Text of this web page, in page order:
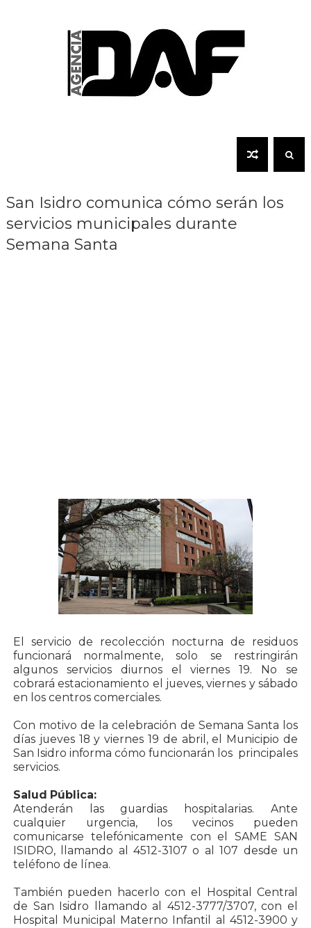
San Isidro comunica cómo serán los
servicios municipales durante
Semana Santa
El servicio de recolección nocturna de residuos
funcionará normalmente, solo se restringirán
algunos servicios diurnos el viernes 19. No se
cobrará estacionamiento el jueves, viernes y sábado
en los centros comerciales.
Con motivo de la celebración de Semana Santa los
días jueves 18 y viernes 19 de abril, el Municipio de
San Isidro informa cómo funcionarán los principales
servicios.
Salud Pública:
Atenderán las guardias hospitalarias. Ante
cualquier urgencia, los vecinos pueden
comunicarse telefónicamente con el SAME SAN
ISIDRO, llamando al 4512-3107 o al 107 desde un
teléfono de línea.
También pueden hacerlo con el Hospital Central
de San Isidro llamando al 4512-3777/3707, con el
Hospital Municipal Materno Infantil al 4512-3900 y